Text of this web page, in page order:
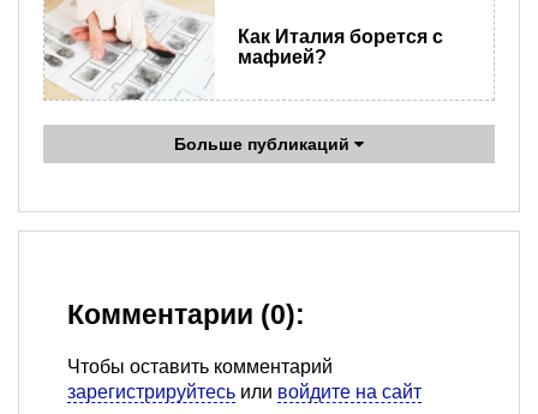
Как Италия борется с
мафией?
Больше публикаций
Комментарии (0):
Чтобы оставить комментарий
зарегистрируйтесь или войдите на сайт